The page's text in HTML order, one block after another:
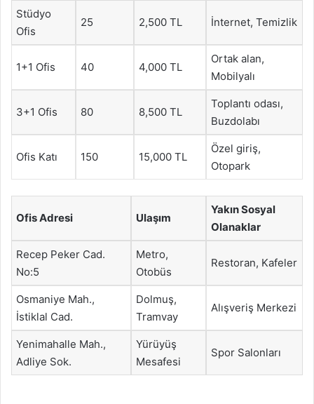
Stüdyo
Ofis
25 2,500 TL İnternet, Temizlik
1+1 Ofis 40 4,000 TL
Ortak alan,
Mobilyalı
3+1 Ofis 80 8,500 TL
Toplantı odası,
Buzdolabı
Ofis Katı 150 15,000 TL
Özel giriş,
Otopark
Ofis Adresi Ulaşım
Yakın Sosyal
Olanaklar
Recep Peker Cad.
No:5
Metro,
Otobüs
Restoran, Kafeler
Osmaniye Mah.,
İstiklal Cad.
Dolmuş,
Tramvay
Alışveriş Merkezi
Yenimahalle Mah.,
Adliye Sok.
Yürüyüş
Mesafesi
Spor Salonları